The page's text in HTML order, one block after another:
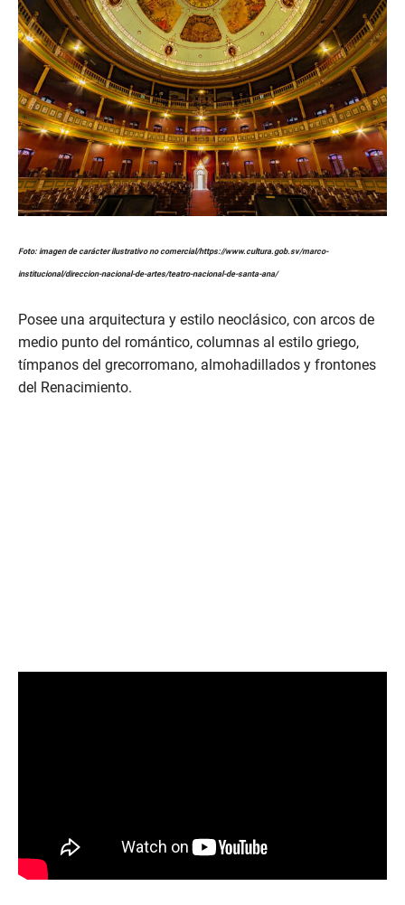
Foto: imagen de carácter ilustrativo no comercial/https://www.cultura.gob.sv/marco-
institucional/direccion-nacional-de-artes/teatro-nacional-de-santa-ana/
Posee una arquitectura y estilo neoclásico, con arcos de
medio punto del romántico, columnas al estilo griego,
tímpanos del grecorromano, almohadillados y frontones
del Renacimiento.